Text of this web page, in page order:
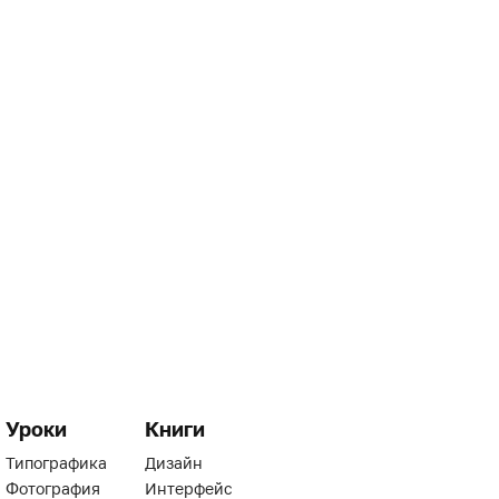
Уроки
Типографика
Фотография
Книги
Дизайн
Интерфейс